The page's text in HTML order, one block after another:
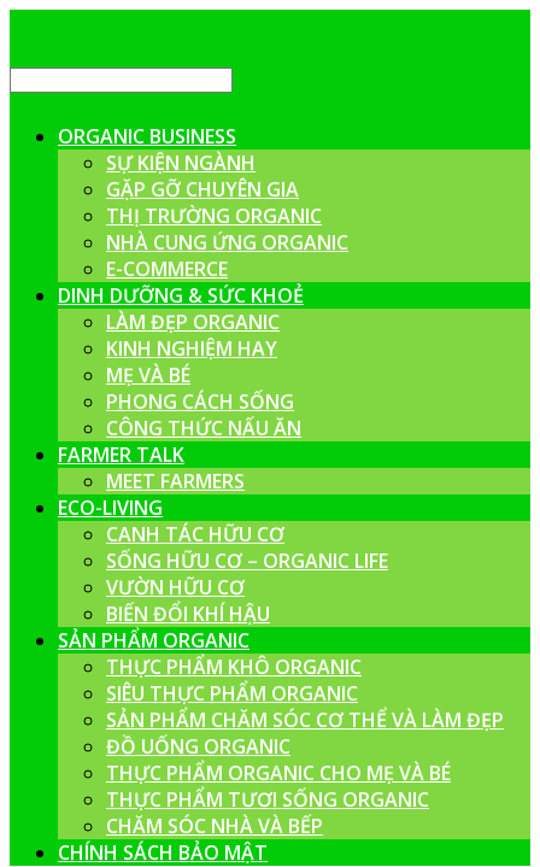
ORGANIC BUSINESS
SỰ KIỆN NGÀNH
GẶP GỠ CHUYÊN GIA
THỊ TRƯỜNG ORGANIC
NHÀ CUNG ỨNG ORGANIC
E-COMMERCE
DINH DƯỠNG & SỨC KHOẺ
LÀM ĐẸP ORGANIC
KINH NGHIỆM HAY
MẸ VÀ BÉ
PHONG CÁCH SỐNG
CÔNG THỨC NẤU ĂN
FARMER TALK
MEET FARMERS
ECO-LIVING
CANH TÁC HỮU CƠ
SỐNG HỮU CƠ – ORGANIC LIFE
VƯỜN HỮU CƠ
BIẾN ĐỔI KHÍ HẬU
SẢN PHẨM ORGANIC
THỰC PHẨM KHÔ ORGANIC
SIÊU THỰC PHẨM ORGANIC
SẢN PHẨM CHĂM SÓC CƠ THỂ VÀ LÀM ĐẸP
ĐỒ UỐNG ORGANIC
THỰC PHẨM ORGANIC CHO MẸ VÀ BÉ
THỰC PHẨM TƯƠI SỐNG ORGANIC
CHĂM SÓC NHÀ VÀ BẾP
CHÍNH SÁCH BẢO MẬT